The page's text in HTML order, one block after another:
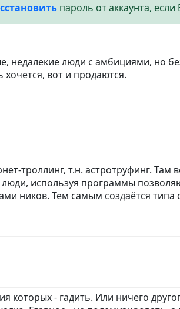
пароль от аккаунта,
недалекие люди с амбициями, но
вот и продаются.
троллинг, т.н. астротруфинг. Там
люди, используя программы
ников. Тем самым создаётся
которых - гадить. Или ничего